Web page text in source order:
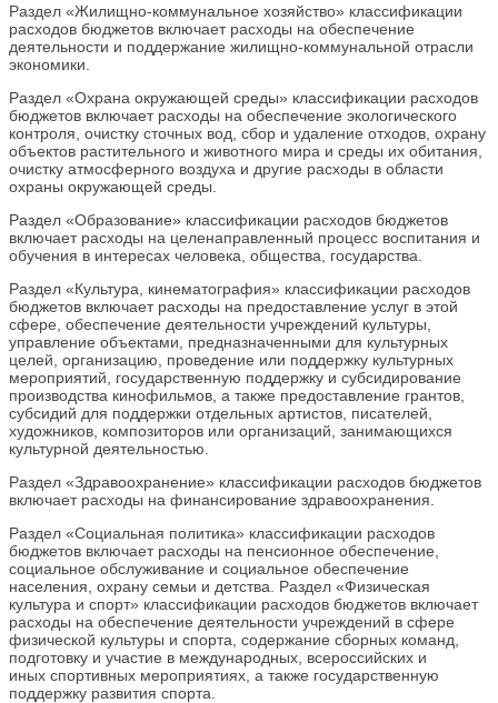
Раздел «Жилищно-коммунальное хозяйство» классификации
расходов бюджетов включает расходы на обеспечение
деятельности и поддержание жилищно-коммунальной отрасли
экономики.
Раздел «Охрана окружающей среды» классификации расходов
бюджетов включает расходы на обеспечение экологического
контроля, очистку сточных вод, сбор и удаление отходов, охрану
объектов растительного и животного мира и среды их обитания,
очистку атмосферного воздуха и другие расходы в области
охраны окружающей среды.
Раздел «Образование» классификации расходов бюджетов
включает расходы на целенаправленный процесс воспитания и
обучения в интересах человека, общества, государства.
Раздел «Культура, кинематография» классификации расходов
бюджетов включает расходы на предоставление услуг в этой
сфере, обеспечение деятельности учреждений культуры,
управление объектами, предназначенными для культурных
целей, организацию, проведение или поддержку культурных
мероприятий, государственную поддержку и субсидирование
производства кинофильмов, а также предоставление грантов,
субсидий для поддержки отдельных артистов, писателей,
художников, композиторов или организаций, занимающихся
культурной деятельностью.
Раздел «Здравоохранение» классификации расходов бюджетов
включает расходы на финансирование здравоохранения.
Раздел «Социальная политика» классификации расходов
бюджетов включает расходы на пенсионное обеспечение,
социальное обслуживание и социальное обеспечение
населения, охрану семьи и детства. Раздел «Физическая
культура и спорт» классификации расходов бюджетов включает
расходы на обеспечение деятельности учреждений в сфере
физической культуры и спорта, содержание сборных команд,
подготовку и участие в международных, всероссийских и
иных спортивных мероприятиях, а также государственную
поддержку развития спорта.